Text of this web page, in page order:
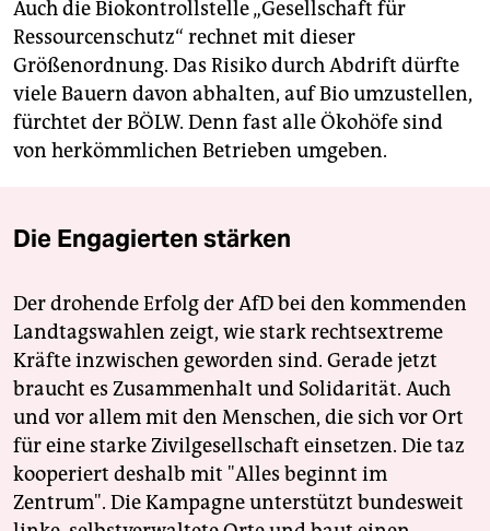
Auch die Biokontrollstelle „Gesellschaft für
Ressourcenschutz“ rechnet mit dieser
Größenordnung. Das Risiko durch Abdrift dürfte
viele Bauern davon abhalten, auf Bio umzustellen,
fürchtet der BÖLW. Denn fast alle Ökohöfe sind
von herkömmlichen Betrieben umgeben.
Die Engagierten stärken
Der drohende Erfolg der AfD bei den kommenden
Landtagswahlen zeigt, wie stark rechtsextreme
Kräfte inzwischen geworden sind. Gerade jetzt
braucht es Zusammenhalt und Solidarität. Auch
und vor allem mit den Menschen, die sich vor Ort
für eine starke Zivilgesellschaft einsetzen. Die taz
kooperiert deshalb mit "Alles beginnt im
Zentrum". Die Kampagne unterstützt bundesweit